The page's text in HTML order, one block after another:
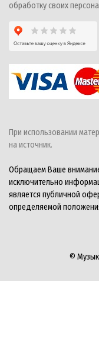
обработку своих
При использовании
на источник.
Обращаем Ваше
исключительно
является публичной
определяемой
©